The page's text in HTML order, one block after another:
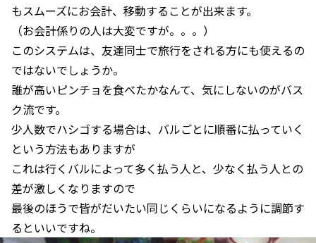
もスムーズにお会計、移動することが出来ます。
（お会計係りの人は大変ですが。。。）
このシステムは、友達同士で旅行をされる方にも使えるの
ではないでしょうか。
誰が高いピンチョを食べたかなんて、気にしないのがバス
ク流です。
少人数でハシゴする場合は、バルごとに順番に払っていく
という方法もありますが
これは行くバルによって多く払う人と、少なく払う人との
差が激しくなりますので
最後のほうで皆がだいたい同じくらいになるように調節す
るといいですね。